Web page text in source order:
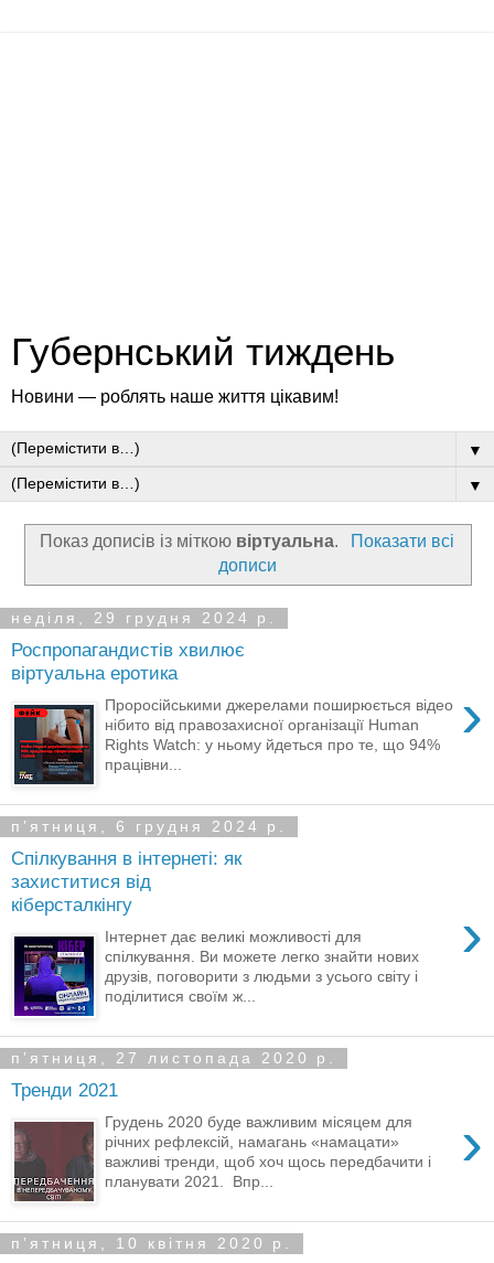
Губернський тиждень
Новини — роблять наше життя цікавим!
▼
▼
Показ дописів із міткою віртуальна.
Показати всі
дописи
неділя, 29 грудня 2024 р.
Роспропагандистів хвилює
віртуальна еротика
›
Проросійськими джерелами поширюється відео
нібито від правозахисної організації Human
Rights Watch: у ньому йдеться про те, що 94%
працівни...
пʼятниця, 6 грудня 2024 р.
Спілкування в інтернеті: як
захиститися від
кіберсталкінгу
›
Інтернет дає великі можливості для
спілкування. Ви можете легко знайти нових
друзів, поговорити з людьми з усього світу і
поділитися своїм ж...
пʼятниця, 27 листопада 2020 р.
Тренди 2021
›
Грудень 2020 буде важливим місяцем для
річних рефлексій, намагань «намацати»
важливі тренди, щоб хоч щось передбачити і
планувати 2021. Впр...
пʼятниця, 10 квітня 2020 р.